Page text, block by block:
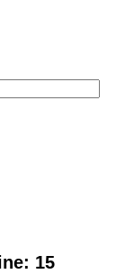
15